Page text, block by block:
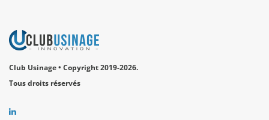
Club Usinage • Copyright 2019-2026.
Tous droits réservés